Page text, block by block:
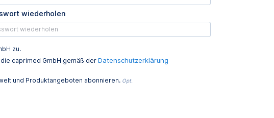
wiederholen
zu.
caprimed GmbH gemäß der Datenschutzerklärung
und Produktangeboten abonnieren. Opt.